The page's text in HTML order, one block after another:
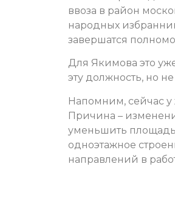
ввоза в район
народных
завершатся
Для Якимова это
эту должность, но
Напомним, сейчас
Причина –
уменьшить площадь
одноэтажное
направлений в